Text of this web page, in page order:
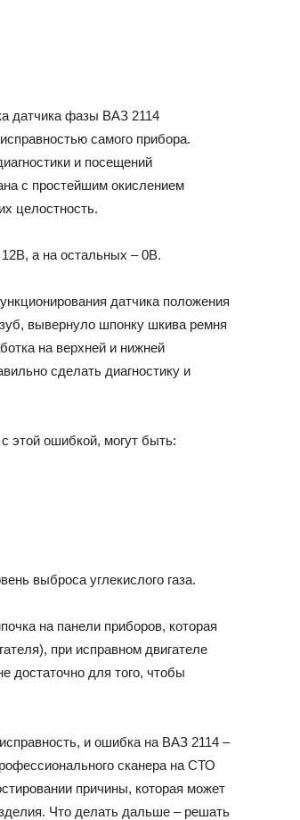
датчика фазы ВАЗ 2114
самого прибора.
и посещений
с простейшим окислением
целостность.
а на остальных – 0В.
датчика положения
вывернуло шпонку шкива ремня
на верхней и нижней
сделать диагностику и
этой ошибкой, могут быть:
выброса углекислого газа.
на панели приборов, которая
при исправном двигателе
достаточно для того, чтобы
и ошибка на ВАЗ 2114 –
сканера на СТО
причины, которая может
Что делать дальше – решать